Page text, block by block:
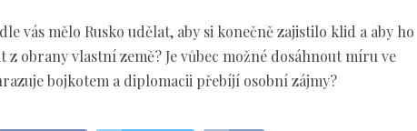
vás mělo Rusko udělat, aby si konečně zajistilo klid a aby ho
obrany vlastní země? Je vůbec možné dosáhnout míru ve
bojkotem a diplomacii přebíjí osobní zájmy?